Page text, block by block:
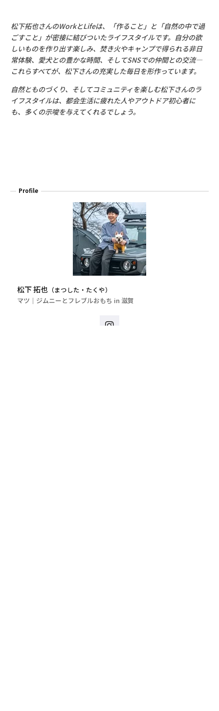
松下拓也さんのWorkとLifeは、「作ること」と「自然の中で過
ごすこと」が密接に結びついたライフスタイルです。自分の欲
しいものを作り出す楽しみ、焚き火やキャンプで得られる非日
常体験、愛犬との豊かな時間、そしてSNSでの仲間との交流―
これらすべてが、松下さんの充実した毎日を形作っています。
自然とものづくり、そしてコミュニティを楽しむ松下さんのラ
イフスタイルは、都会生活に疲れた人やアウトドア初心者に
も、多くの示唆を与えてくれるでしょう。
Profile
松下 拓也 （まつした・たくや）
マツ｜ジムニーとフレブルおもち in 滋賀